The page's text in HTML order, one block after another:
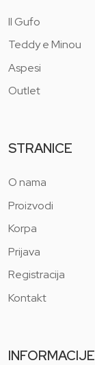
Il Gufo
Teddy e Minou
Aspesi
Outlet
STRANICE
O nama
Proizvodi
Korpa
Prijava
Registracija
Kontakt
INFORMACIJE